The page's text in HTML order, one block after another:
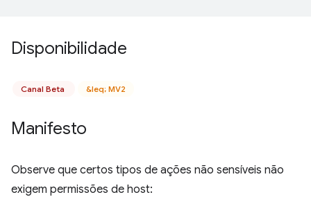
Disponibilidade
Canal Beta &leq; MV2
Manifesto
Observe que certos tipos de ações não sensíveis não
exigem permissões de host: